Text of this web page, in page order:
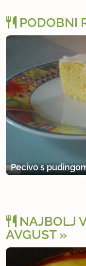
PODOBNI
Pecivo s
NAJBOLJ
AVGUST